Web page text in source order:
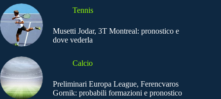
Tennis
Musetti Jodar, 3T Montreal: pronostico e
dove vederla
Calcio
Preliminari Europa League, Ferencvaros
Gornik: probabili formazioni e pronostico